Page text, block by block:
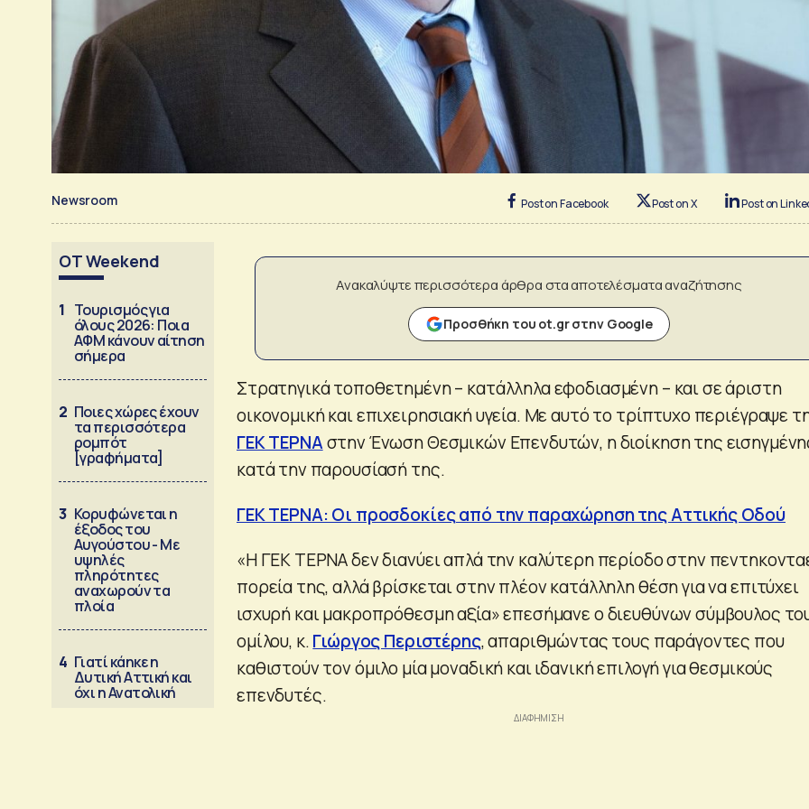
Newsroom Post on Facebook Post on X Post on
OT Weekend
1 Τουρισμός για
όλους 2026: Ποια
ΑΦΜ κάνουν αίτηση
σήμερα
2 Ποιες χώρες έχουν
τα περισσότερα
ρομπότ
[γραφήματα]
3 Κορυφώνεται η
έξοδος του
Αυγούστου - Με
υψηλές
πληρότητες
αναχωρούν τα
πλοία
4 Γιατί κάηκε η
Δυτική Αττική και
όχι η Ανατολική
Ανακαλύψτε περισσότερα άρθρα στα αποτελέσματα αναζήτησης
Προσθήκη του ot.gr στην Google
Στρατηγικά τοποθετημένη – κατάλληλα εφοδιασμένη – και σε άριστη
οικονομική και επιχειρησιακή υγεία. Με αυτό το τρίπτυχο περιέγραψε
ΓΕΚ ΤΕΡΝΑστην Ένωση Θεσμικών Επενδυτών, η διοίκηση της
κατά την παρουσίασή της.
ΓΕΚ ΤΕΡΝΑ: Οι προσδοκίες από την παραχώρηση της Αττικής Οδού
«Η ΓΕΚ ΤΕΡΝΑ δεν διανύει απλά την καλύτερη περίοδο στην
πορεία της, αλλά βρίσκεται στην πλέον κατάλληλη θέση για να επιτύχει
ισχυρή και μακροπρόθεσμη αξία» επεσήμανε ο διευθύνων σύμβουλος
ομίλου, κ.Γιώργος Περιστέρης, απαριθμώντας τους παράγοντες που
καθιστούν τον όμιλο μία μοναδική και ιδανική επιλογή για θεσμικούς
επενδυτές.